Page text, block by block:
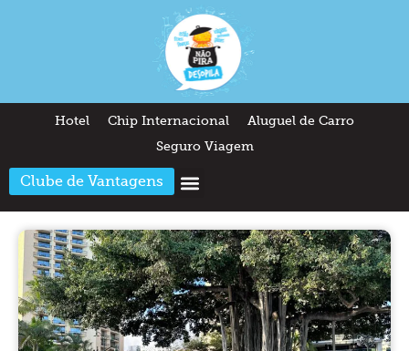
Hotel Chip Internacional
Aluguel de Carro
Seguro Viagem
Clube de Vantagens